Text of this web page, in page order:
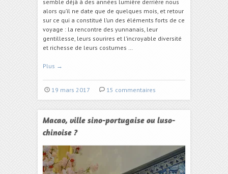
semble déjà à des années lumière derrière nous
alors qu’il ne date que de quelques mois, et retour
sur ce qui a constitué l’un des éléments forts de ce
voyage : la rencontre des yunnanais, leur
gentillesse, leurs sourires et l’incroyable diversité
et richesse de leurs costumes …
Plus →
19 mars 2017 15 commentaires
Macao, ville sino-portugaise ou luso-
chinoise ?